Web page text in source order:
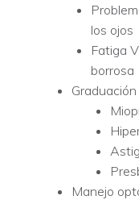
los ojos
Fatiga
borrosa
Manejo